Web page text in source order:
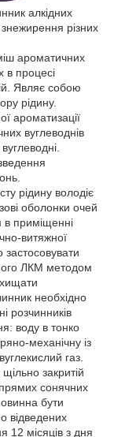
алкідних
різних
ароматичних
в процесі
Являє собою
рідину.
ароматизації
вуглеводнів
рідину володіє
оболонки очей
в приміщенні
витяжної
застосовувати
ЛКМ методом
необхідно
розчинників
воду в тонко
механічну із
газ.
закритій
прямих сонячних
бути
відведених
12 місяців з дня